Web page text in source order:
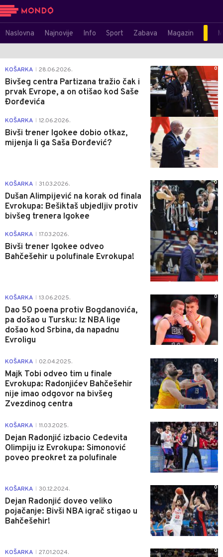
Naslovna Najnovije Info Sport Zabava Magazin
KOŠARKA 28.06.2026.
Bivšeg centra Partizana tražio čak i
prvak Evrope, a on otišao kod Saše
Đorđevića
0
KOŠARKA 12.06.2026.
Bivši trener Igokee dobio otkaz,
mijenja li ga Saša Đorđević?
0
KOŠARKA 31.03.2026.
Dušan Alimpijević na korak od finala
Evrokupa: Bešiktaš ubjedljiv protiv
bivšeg trenera Igokee
0
KOŠARKA 17.03.2026.
Bivši trener Igokee odveo
Bahčešehir u polufinale Evrokupa!
0
KOŠARKA 13.06.2025.
Dao 50 poena protiv Bogdanovića,
pa došao u Tursku: Iz NBA lige
došao kod Srbina, da napadnu
Evroligu
0
KOŠARKA 02.04.2025.
Majk Tobi odveo tim u finale
Evrokupa: Radonjićev Bahčešehir
nije imao odgovor na bivšeg
Zvezdinog centra
0
KOŠARKA 11.03.2025.
Dejan Radonjić izbacio Cedevita
Olimpiju iz Evrokupa: Simonović
poveo preokret za polufinale
0
KOŠARKA 30.12.2024.
Dejan Radonjić doveo veliko
pojačanje: Bivši NBA igrač stigao u
Bahčešehir!
0
KOŠARKA 27.01.2024. 0